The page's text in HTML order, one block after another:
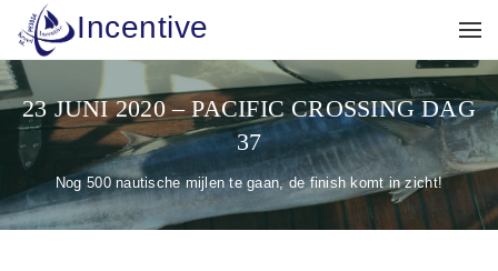
Incentive
23 JUNI 2020 – PACIFIC CROSSING DAG
37
Nog 500 nautische mijlen te gaan, de finish komt in zicht!